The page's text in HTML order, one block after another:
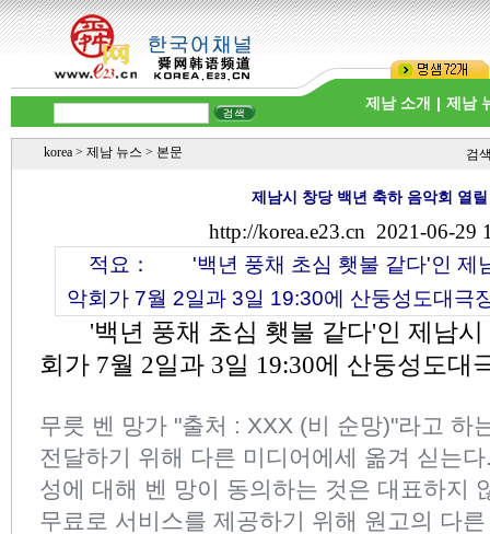
제남 소개 | 제남
korea > 제남 뉴스 > 본문 검
제남시 창당 백년 축하 음악회 열
http://korea.e23.cn 2021-06-29
적요：
'백년 풍채 초심 횃불 같다'인 제
악회가 7월 2일과 3일 19:30에 산둥성도대극
'백년 풍채 초심 횃불 같다'인 제남시
회가 7월 2일과 3일 19:30에 산둥성도대
무릇 벤 망가 "출처 : XXX (비 순망)"라고 하
전달하기 위해 다른 미디어에세 옮겨 싣는
성에 대해 벤 망이 동의하는 것은 대표하지
무료로 서비스를 제공하기 위해 원고의 다